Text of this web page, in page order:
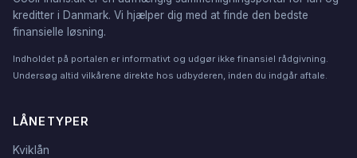
kreditter i Danmark. Vi hjælper dig med at finde den bedste
finansielle løsning.
Indholdet på portalen er informativt og udgør ikke finansiel rådgivning.
Undersøg altid vilkårene direkte hos udbyderen, inden du indgår aftale.
LÅNETYPER
Kviklån